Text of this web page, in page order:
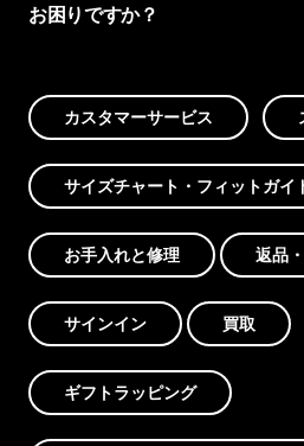
お困りですか？
カスタマーサービス
サイズチャート・フィットガイ
お手入れと修理 返品
サインイン 買取
ギフトラッピング